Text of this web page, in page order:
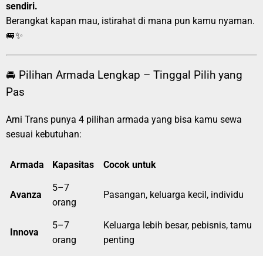
sendiri.
Berangkat kapan mau, istirahat di mana pun kamu nyaman.
🚐✨
🚘 Pilihan Armada Lengkap – Tinggal Pilih yang
Pas
Arni Trans punya 4 pilihan armada yang bisa kamu sewa
sesuai kebutuhan:
Armada Kapasitas Cocok untuk
Avanza
5–7
orang
Pasangan, keluarga kecil, individu
Innova
5–7
orang
Keluarga lebih besar, pebisnis, tamu
penting